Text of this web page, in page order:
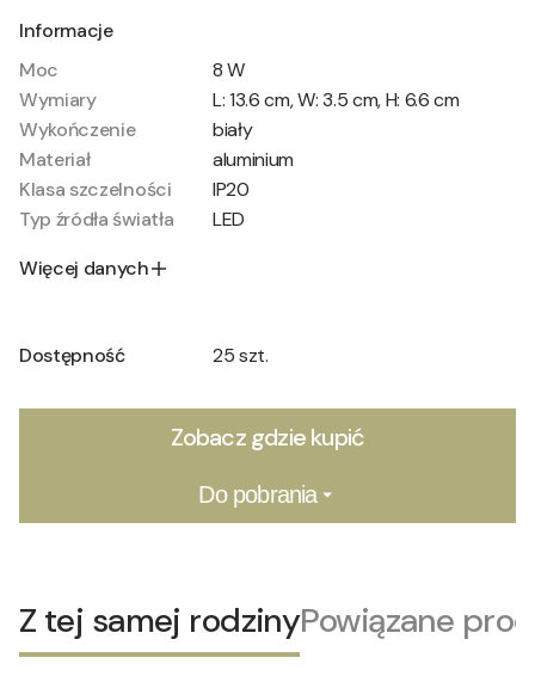
Informacje
Moc
8 W
Wymiary
L: 13.6 cm, W: 3.5 cm, H: 6.6 cm
Wykończenie
biały
Materiał
aluminium
Klasa szczelności
IP20
Typ źródła światła
LED
Więcej danych
Dostępność 25 szt.
Zobacz gdzie kupić
Do pobrania
Z tej samej rodzinyPowiązane